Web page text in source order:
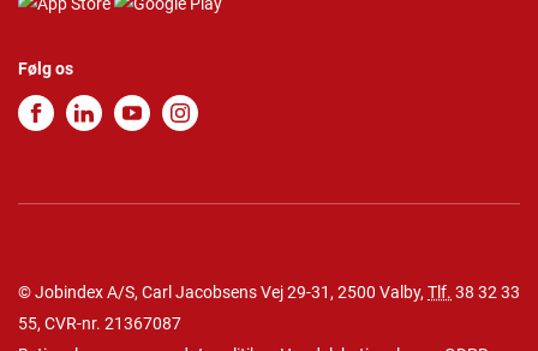
Følg os
© Jobindex A/S, Carl Jacobsens Vej 29-31, 2500 Valby, Tlf. 38 32 33
55, CVR-nr. 21367087